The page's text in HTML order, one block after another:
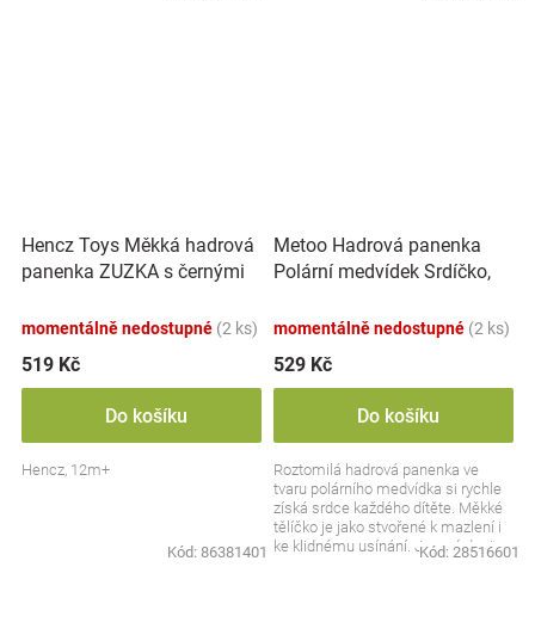
Hencz Toys Měkká hadrová
panenka ZUZKA s černými
momentálně nedostupné (2 ks)
519 Kč
Do košíku
Hencz, 12m+
Kód: 86381401
Metoo Hadrová panenka
Polární medvídek Srdíčko,
momentálně nedostupné (2 ks)
529 Kč
Do košíku
Roztomilá hadrová panenka ve
tvaru polárního medvídka si rychle
získá srdce každého dítěte. Měkké
tělíčko je jako stvořené k mazlení i
ke klidnému usínání. Jemný design
Kód: 28516601